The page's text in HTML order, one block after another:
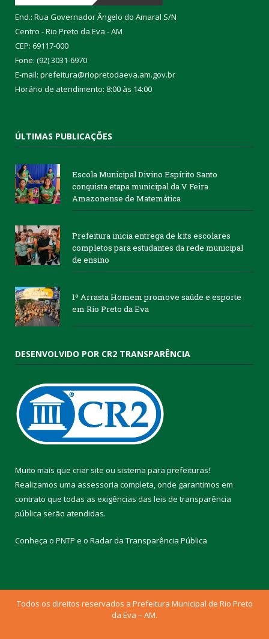
End.: Rua Governador Ângelo do Amaral S/N
Centro - Rio Preto da Eva - AM
CEP: 69117-000
Fone: (92) 3031-6970
E-mail: prefeitura@riopretodaeva.am.gov.br
Horário de atendimento: 8:00 às 14:00
ÚLTIMAS PUBLICAÇÕES
Escola Municipal Divino Espírito Santo
conquista etapa municipal da V Feira
Amazonense de Matemática
Prefeitura inicia entrega de kits escolares
completos para estudantes da rede municipal
de ensino
1º Arrasta Homem promove saúde e esporte
em Rio Preto da Eva
DESENVOLVIDO POR CR2 TRANSPARÊNCIA
Muito mais que criar site ou sistema para prefeituras!
Realizamos uma assessoria completa, onde garantimos em
contrato que todas as exigências das leis de transparência
pública serão atendidas.
Conheça o PNTP e o Radar da Transparência Pública
Todos os direitos reservados a Prefeitura Municipal de Rio Preto
da Eva – AM.